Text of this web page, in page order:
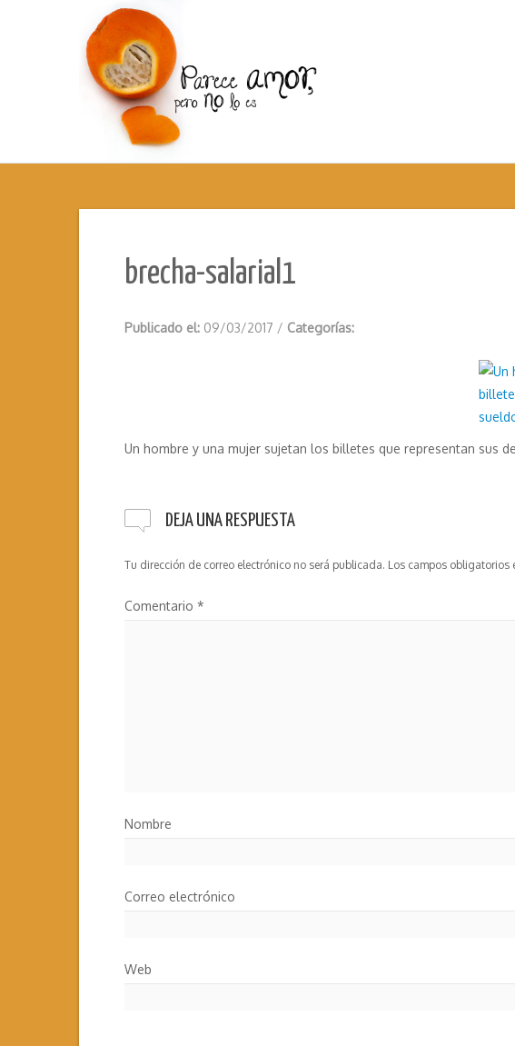
brecha-salarial1
Publicado el: 09/03/2017 / Categorías:
Un hombre y una mujer sujetan los billetes que representan sus
DEJA UNA RESPUESTA
Tu dirección de correo electrónico no será publicada. Los campos obligatorios
Comentario *
Nombre
Correo electrónico
Web